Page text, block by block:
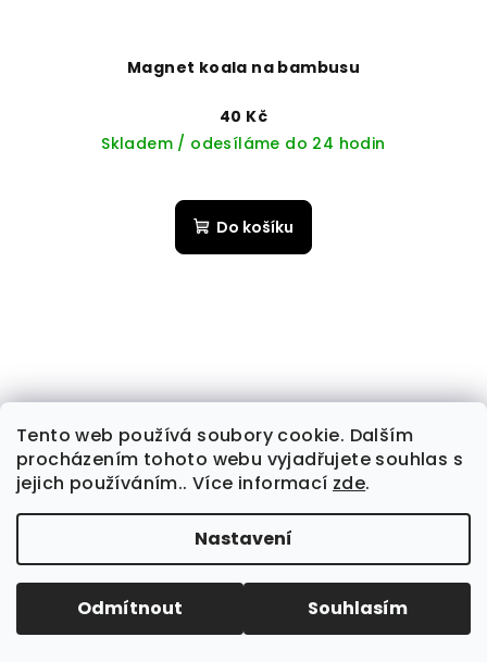
Tento web používá soubory cookie. Dalším
procházením tohoto webu vyjadřujete souhlas s
jejich používáním.. Více informací zde.
Nastavení
Odmítnout Souhlasím
Magnet koala na bambusu
40 Kč
Skladem / odesíláme do 24 hodin
Do košíku